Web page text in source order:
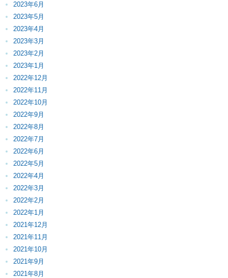
2023年6月
2023年5月
2023年4月
2023年3月
2023年2月
2023年1月
2022年12月
2022年11月
2022年10月
2022年9月
2022年8月
2022年7月
2022年6月
2022年5月
2022年4月
2022年3月
2022年2月
2022年1月
2021年12月
2021年11月
2021年10月
2021年9月
2021年8月